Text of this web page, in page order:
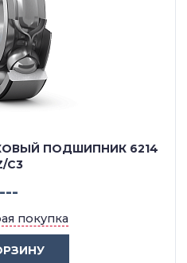
ПОДШИПНИК 6214
C3
---
покупка